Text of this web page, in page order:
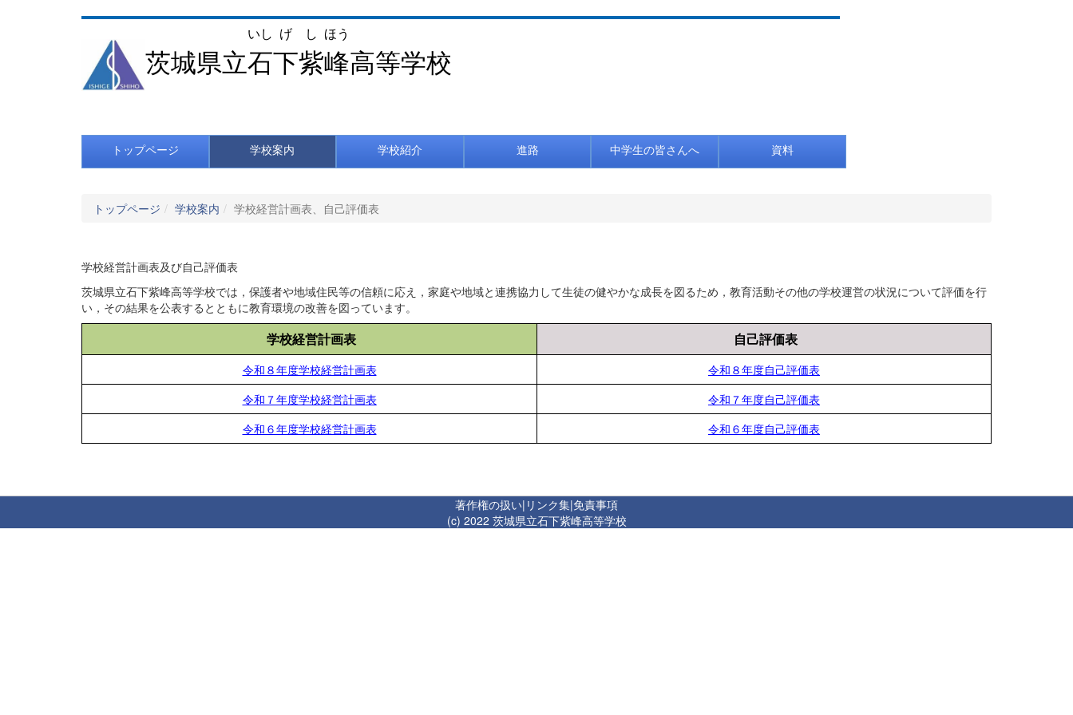
茨城県立石
いし
下
げ
紫
し
峰
ほう
高等学校
トップページ 学校案内 学校紹介 進路 中学生の皆さんへ 資料
トップページ 学校案内 学校経営計画表、自己評価表
学校経営計画表及び自己評価表
茨城県立石下紫峰高等学校では，保護者や地域住民等の信頼に応え，家庭や地域と連携協力して生徒の健やかな成長を図るため，教育活動その他の学校運営の状況について評価を行
い，その結果を公表するとともに教育環境の改善を図っています。
学校経営計画表 自己評価表
令和８年度学校経営計画表
令和８年度自己評価表
令和７年度学校経営計画表
令和７年度自己評価表
令和６年度学校経営計画表
令和６年度自己評価表
著作権の扱い| リンク集|免責事項
(c) 2022 茨城県立石下紫峰高等学校